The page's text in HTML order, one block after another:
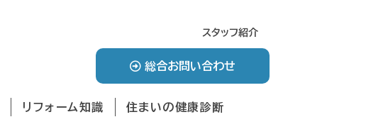
スタッフ紹介
総合お問い合わせ
リフォーム知識 住まいの健康診断